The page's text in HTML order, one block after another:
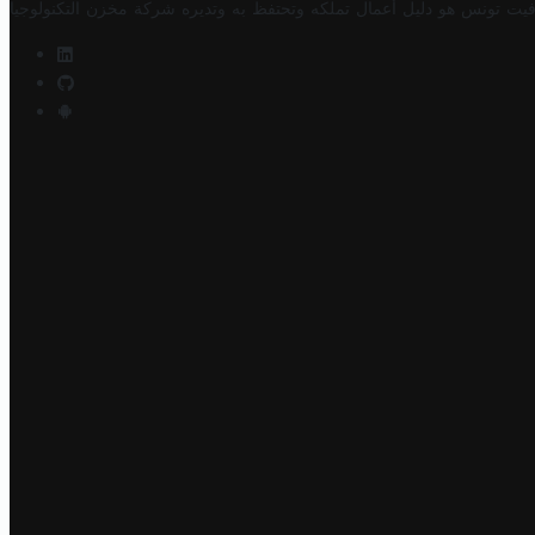
تونس هو دليل أعمال تملكه وتحتفظ به وتديره شركة مخزن التكنولوجيا